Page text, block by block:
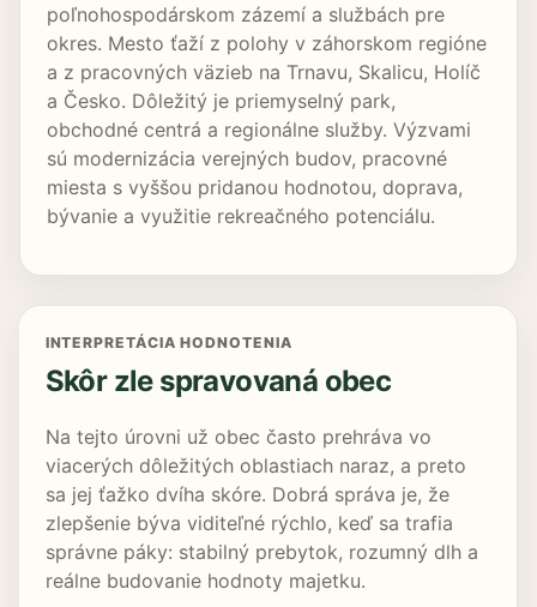
poľnohospodárskom zázemí a službách pre
okres. Mesto ťaží z polohy v záhorskom regióne
a z pracovných väzieb na Trnavu, Skalicu, Holíč
a Česko. Dôležitý je priemyselný park,
obchodné centrá a regionálne služby. Výzvami
sú modernizácia verejných budov, pracovné
miesta s vyššou pridanou hodnotou, doprava,
bývanie a využitie rekreačného potenciálu.
INTERPRETÁCIA HODNOTENIA
Skôr zle spravovaná obec
Na tejto úrovni už obec často prehráva vo
viacerých dôležitých oblastiach naraz, a preto
sa jej ťažko dvíha skóre. Dobrá správa je, že
zlepšenie býva viditeľné rýchlo, keď sa trafia
správne páky: stabilný prebytok, rozumný dlh a
reálne budovanie hodnoty majetku.